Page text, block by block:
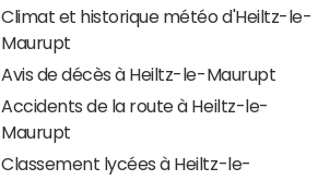
Climat et historique météo d'Heiltz-le-
Maurupt
Avis de décès à Heiltz-le-Maurupt
Accidents de la route à Heiltz-le-
Maurupt
Classement lycées à Heiltz-le-